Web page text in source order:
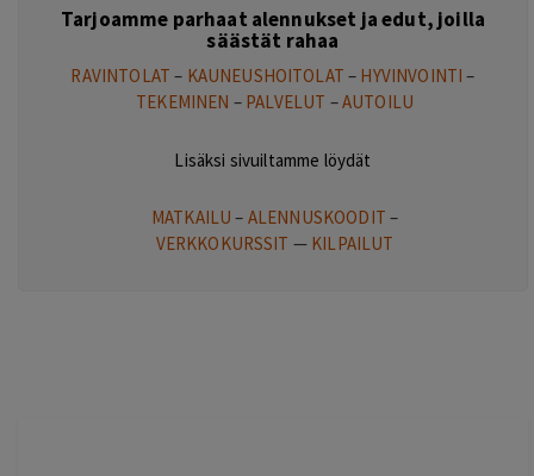
Tarjoamme parhaat alennukset ja edut, joilla
säästät rahaa
RAVINTOLAT – KAUNEUSHOITOLAT – HYVINVOINTI –
TEKEMINEN – PALVELUT –AUTOILU
Lisäksi sivuiltamme löydät
MATKAILU – ALENNUSKOODIT –
VERKKOKURSSIT — KILPAILUT